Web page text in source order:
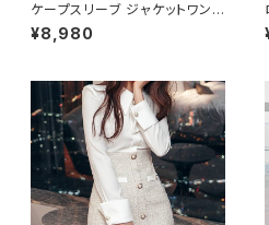
ケープスリーブ ジャケットワンピ
ース ベルト付き ワンピース レデ
ィース 長袖 襟付き タイト スー
ート 二次会 結婚式 春 夏 秋 冬
お呼ばれ ブラック ベージュ お
しゃれ 高見え 20代 30代 40代
フォーマル 体型カバー 人気 トレ
ンド C-OSS0136
¥8,980